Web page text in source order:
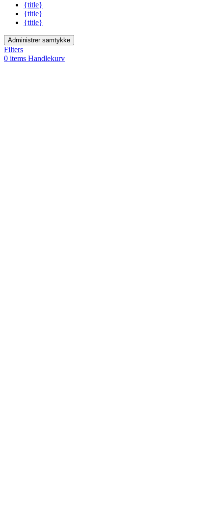
{title}
{title}
{title}
Administrer samtykke
Filters
0 items Handlekurv